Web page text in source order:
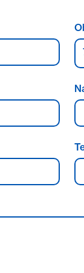
Immobilien
einfacher